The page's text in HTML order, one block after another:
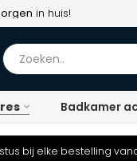
in huis!
Badkamer
bij elke bestelling